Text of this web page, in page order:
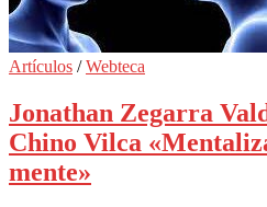
Artículos /Webteca
Jonathan Zegarra
Chino Vilca
mente»